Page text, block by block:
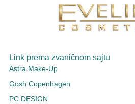
Link prema zvaničnom sajtu
Astra Make-Up
Gosh Copenhagen
PC DESIGN